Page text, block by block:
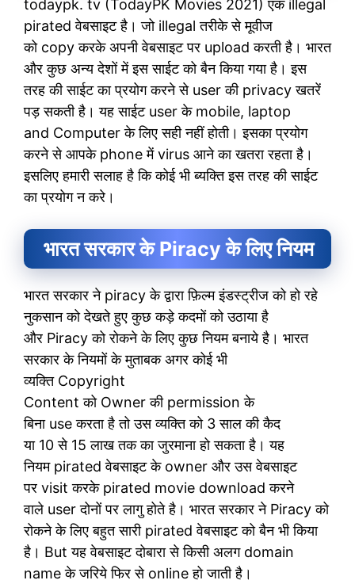
todaypk. tv (TodayPK Movies 2021) एक illegal
pirated वेबसाइट है। जो illegal तरीके से मूवीज
को copy करके अपनी वेबसाइट पर upload करती है। भारत
और कुछ अन्य देशों में इस साईट को बैन किया गया है। इस
तरह की साईट का प्रयोग करने से user की privacy खतरें
पड़ सकती है। यह साईट user के mobile, laptop
and Computer के लिए सही नहीं होती। इसका प्रयोग
करने से आपके phone में virus आने का खतरा रहता है।
इसलिए हमारी सलाह है कि कोई भी ब्यक्ति इस तरह की साईट
का प्रयोग न करे।
भारत सरकार के Piracyके लिए नियम
भारत सरकार ने piracy के द्वारा फ़िल्म इंडस्ट्रीज को हो रहे
नुकसान को देखते हुए कुछ कड़े कदमों को उठाया है
और Piracy को रोकने के लिए कुछ नियम बनाये है। भारत
सरकार के नियमों के मुताबक अगर कोई भी
व्यक्ति Copyright
Content को Owner की permission के
बिना use करता है तो उस व्यक्ति को 3 साल की कैद
या 10 से 15 लाख तक का जुरमाना हो सकता है। यह
नियम pirated वेबसाइट के owner और उस वेबसाइट
पर visit करके pirated movie download करने
वाले user दोनों पर लागु होते है। भारत सरकार ने Piracy को
रोकने के लिए बहुत सारी pirated वेबसाइट को बैन भी किया
है। But यह वेबसाइट दोबारा से किसी अलग domain
name के जरिये फिर से online हो जाती है।